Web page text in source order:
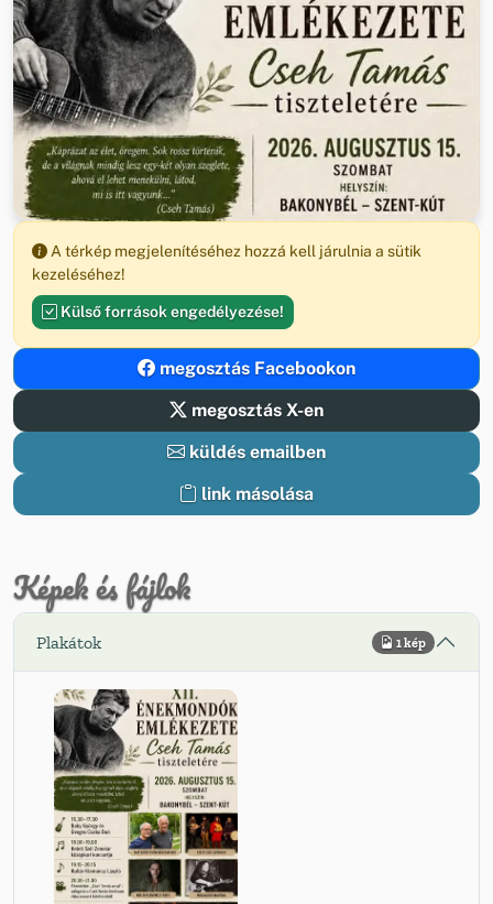
A térkép megjelenítéséhez hozzá kell járulnia a sütik
kezeléséhez!
Külső források engedélyezése!
megosztás Facebookon
megosztás X-en
küldés emailben
link másolása
Képek és fájlok
Plakátok 1 kép